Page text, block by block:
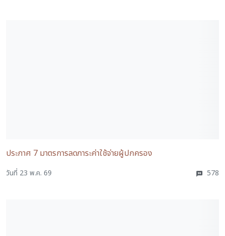
ประกาศ 7 มาตรการลดภาระค่าใช้จ่ายผู้ปกครอง
วันที่ 23 พ.ค. 69 578